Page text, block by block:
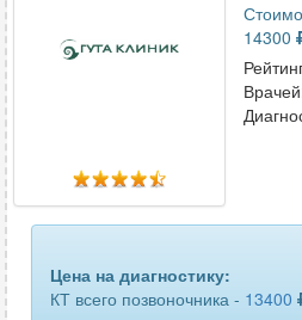
глазницы
гортани
грудной аорты
14300
Цена на диагностику:
КТ всего позвоночника - 13400